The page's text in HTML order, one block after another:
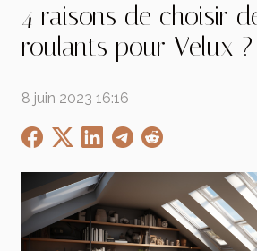
4 raisons de choisir
roulants pour Velux ?
8 juin 2023 16:16